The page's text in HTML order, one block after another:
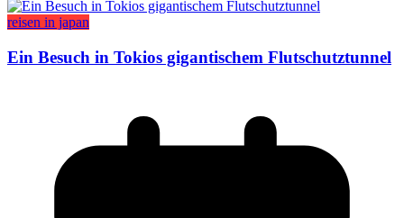
reisen in japan
Ein Besuch in Tokios gigantischem Flutschutztunnel